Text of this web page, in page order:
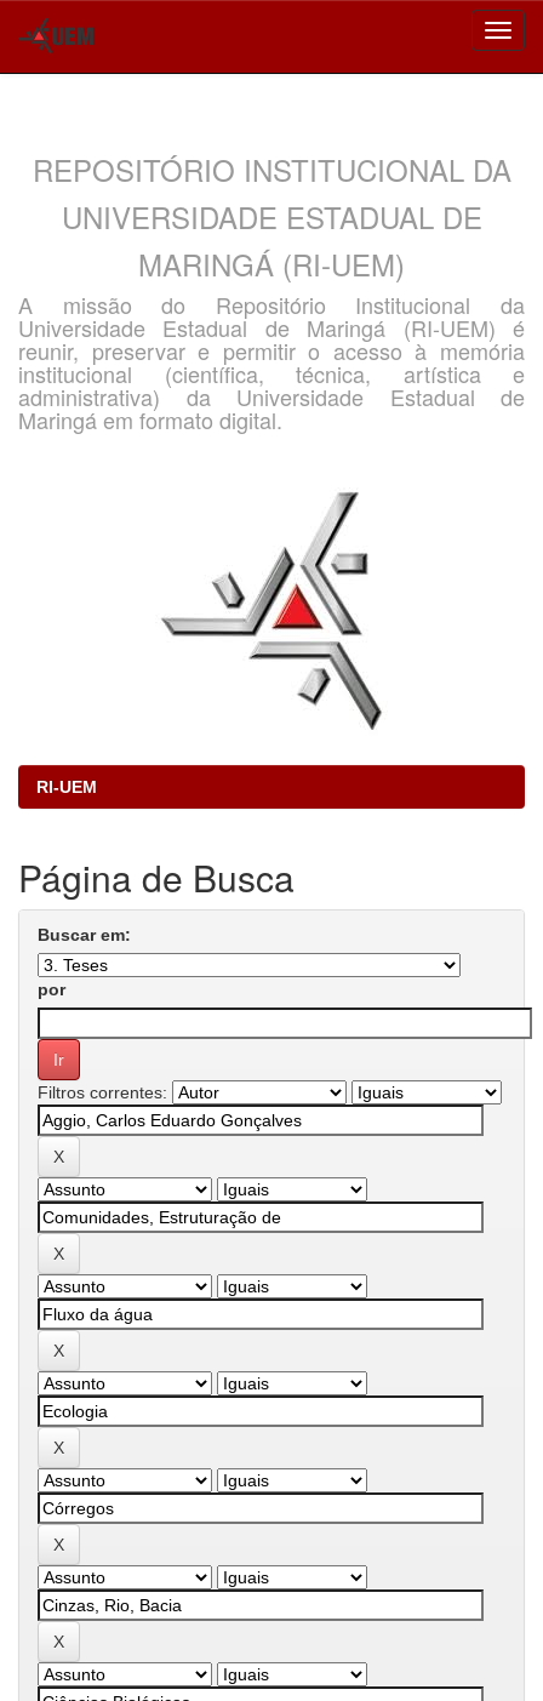
REPOSITÓRIO INSTITUCIONAL DA
UNIVERSIDADE ESTADUAL DE
MARINGÁ (RI-UEM)
A missão do Repositório Institucional da
Universidade Estadual de Maringá (RI-UEM) é
reunir, preservar e permitir o acesso à memória
institucional (científica, técnica, artística e
administrativa) da Universidade Estadual de
Maringá em formato digital.
RI-UEM
Página de Busca
Buscar em:
por
Filtros correntes: